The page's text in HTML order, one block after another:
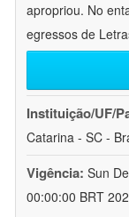
apropriou. No
egressos de
Instituição/UF/
Catarina - SC -
Vigência: Sun
00:00:00 BRT